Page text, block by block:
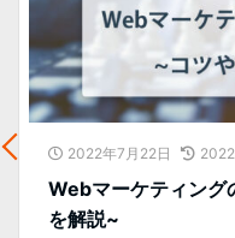
2022年7月22日
Webマーケティング
を解説~